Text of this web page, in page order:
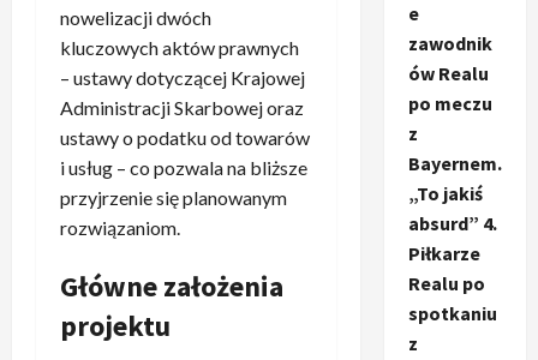
nowelizacji dwóch
kluczowych aktów prawnych
– ustawy dotyczącej Krajowej
Administracji Skarbowej oraz
ustawy o podatku od towarów
i usług – co pozwala na bliższe
przyjrzenie się planowanym
rozwiązaniom.
Główne założenia
projektu
e
zawodnik
ów Realu
po meczu
z
Bayernem.
„To jakiś
absurd” 4.
Piłkarze
Realu po
spotkaniu
z